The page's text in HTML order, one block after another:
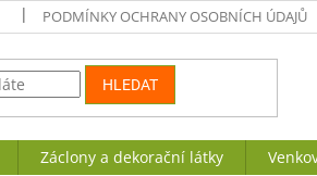
PODMÍNKY OCHRANY OSOBNÍCH ÚDAJŮ
HLEDAT
Záclony a dekorační látky